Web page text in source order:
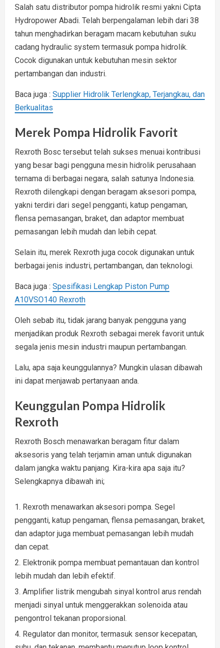
Salah satu distributor pompa hidrolik resmi yakni Cipta
Hydropower Abadi. Telah berpengalaman lebih dari 38
tahun menghadirkan beragam macam kebutuhan suku
cadang hydraulic system termasuk pompa hidrolik.
Cocok digunakan untuk kebutuhan mesin sektor
pertambangan dan industri.
Baca juga : Supplier Hidrolik Terlengkap, Terjangkau, dan
Berkualitas
Merek Pompa Hidrolik Favorit
Rexroth Bosc tersebut telah sukses menuai kontribusi
yang besar bagi pengguna mesin hidrolik perusahaan
ternama di berbagai negara, salah satunya Indonesia.
Rexroth dilengkapi dengan beragam aksesori pompa,
yakni terdiri dari segel pengganti, katup pengaman,
flensa pemasangan, braket, dan adaptor membuat
pemasangan lebih mudah dan lebih cepat.
Selain itu, merek Rexroth juga cocok digunakan untuk
berbagai jenis industri, pertambangan, dan teknologi.
Baca juga : Spesifikasi Lengkap Piston Pump
A10VSO140 Rexroth
Oleh sebab itu, tidak jarang banyak pengguna yang
menjadikan produk Rexroth sebagai merek favorit untuk
segala jenis mesin industri maupun pertambangan.
Lalu, apa saja keunggulannya? Mungkin ulasan dibawah
ini dapat menjawab pertanyaan anda.
Keunggulan Pompa Hidrolik
Rexroth
Rexroth Bosch menawarkan beragam fitur dalam
aksesoris yang telah terjamin aman untuk digunakan
dalam jangka waktu panjang. Kira-kira apa saja itu?
Selengkapnya dibawah ini;
Rexroth menawarkan aksesori pompa. Segel
pengganti, katup pengaman, flensa pemasangan, braket,
dan adaptor juga membuat pemasangan lebih mudah
dan cepat.
Elektronik pompa membuat pemantauan dan kontrol
lebih mudah dan lebih efektif.
Amplifier listrik mengubah sinyal kontrol arus rendah
menjadi sinyal untuk menggerakkan solenoida atau
pengontrol tekanan proporsional.
Regulator dan monitor, termasuk sensor kecepatan,